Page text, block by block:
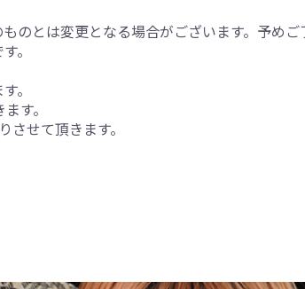
とは変更となる場合がございます。予めご
。
。
す。
せて頂きます。